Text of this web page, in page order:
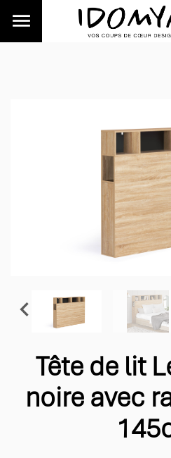


Tête de lit
noire avec